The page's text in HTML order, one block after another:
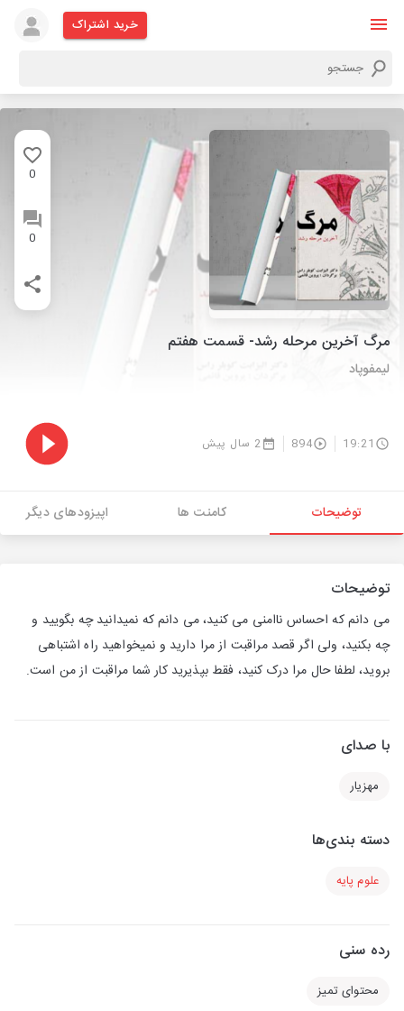
خرید اشتراک
0
0
مرگ آخرین مرحله رشد- قسمت هفتم
لیمفوپاد
19:21
894 2 سال پیش
توضیحات کامنت ها اپیزودهای دیگر
توضیحات
می دانم که احساس ناامنی می کنید، می دانم که نمیدانید چه بگویید و
چه بکنید، ولی اگر قصد مراقبت از مرا دارید و نمیخواهید راه اشتباهی
بروید، لطفا حال مرا درک کنید، فقط بپذیرید کار شما مراقبت از من است.
با صدای
مهزیار
دسته بندی‌ها
علوم پایه
رده سنی
محتوای تمیز